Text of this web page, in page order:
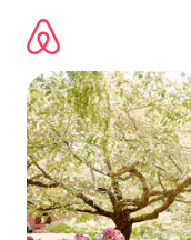
directement
contenu